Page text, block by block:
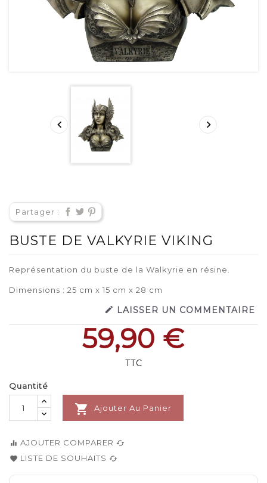
 
Partager :
BUSTE DE VALKYRIE VIKING
Représentation du buste de la Walkyrie en résine.
Dimensions : 25 cm x 15 cm x 28 cm
 LAISSER UN COMMENTAIRE
59,90 €
TTC
Quantité
 Ajouter Au Panier
equalizer AJOUTER COMPARER cached
favorite LISTE DE SOUHAITS cached